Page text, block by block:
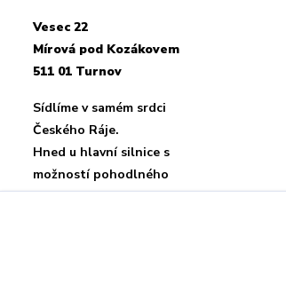
Vesec 22
Mírová pod Kozákovem
511 01 Turnov
Sídlíme v samém srdci
Českého Ráje.
Hned u hlavní silnice s
možností pohodlného
parkování u objektu.